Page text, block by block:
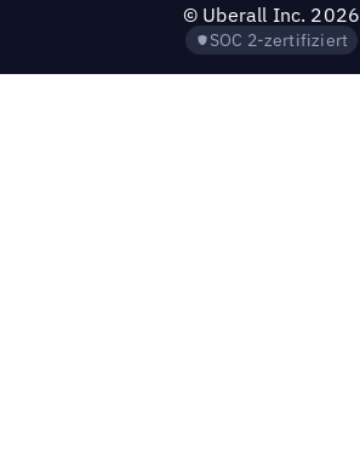
© Uberall Inc. 2026
SOC 2-zertifiziert